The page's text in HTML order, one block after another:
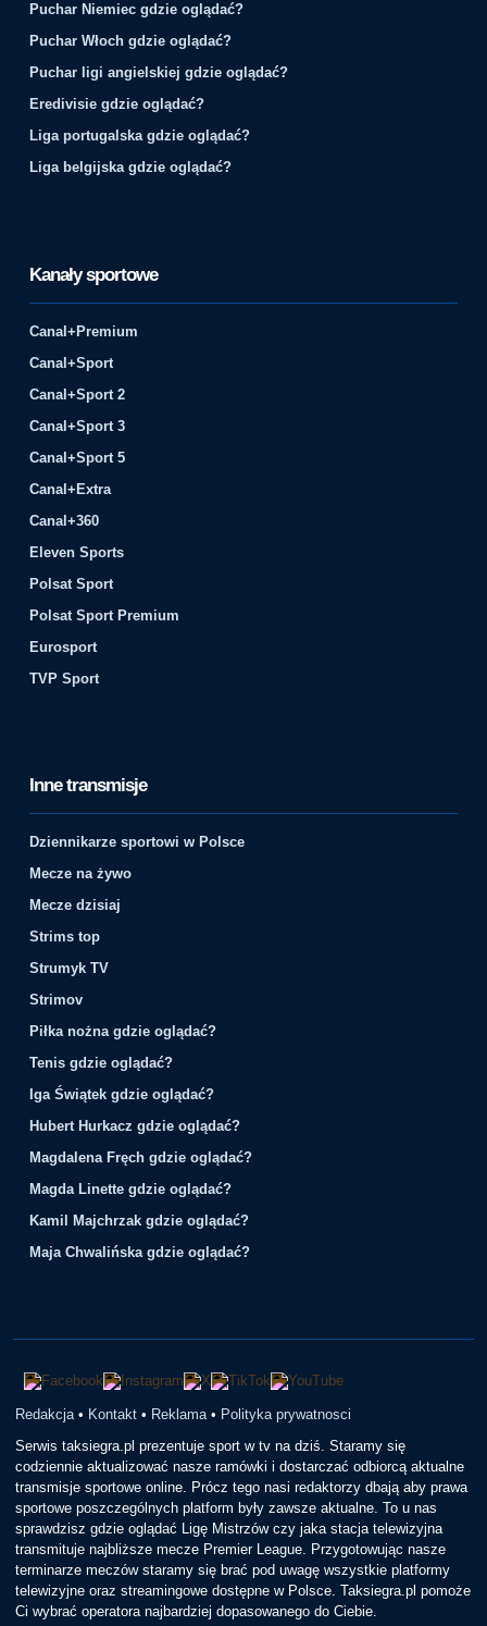
Puchar Niemiec gdzie oglądać?
Puchar Włoch gdzie oglądać?
Puchar ligi angielskiej gdzie oglądać?
Eredivisie gdzie oglądać?
Liga portugalska gdzie oglądać?
Liga belgijska gdzie oglądać?
Kanały sportowe
Canal+Premium
Canal+Sport
Canal+Sport 2
Canal+Sport 3
Canal+Sport 5
Canal+Extra
Canal+360
Eleven Sports
Polsat Sport
Polsat Sport Premium
Eurosport
TVP Sport
Inne transmisje
Dziennikarze sportowi w Polsce
Mecze na żywo
Mecze dzisiaj
Strims top
Strumyk TV
Strimov
Piłka nożna gdzie oglądać?
Tenis gdzie oglądać?
Iga Świątek gdzie oglądać?
Hubert Hurkacz gdzie oglądać?
Magdalena Fręch gdzie oglądać?
Magda Linette gdzie oglądać?
Kamil Majchrzak gdzie oglądać?
Maja Chwalińska gdzie oglądać?
Redakcja • Kontakt • Reklama • Polityka prywatnosci
Serwis taksiegra.pl prezentuje sport w tv na dziś. Staramy się
codziennie aktualizować nasze ramówki i dostarczać odbiorcą aktualne
transmisje sportowe online. Prócz tego nasi redaktorzy dbają aby prawa
sportowe poszczególnych platform były zawsze aktualne. To u nas
sprawdzisz gdzie oglądać Ligę Mistrzów czy jaka stacja telewizyjna
transmituje najbliższe mecze Premier League. Przygotowując nasze
terminarze meczów staramy się brać pod uwagę wszystkie platformy
telewizyjne oraz streamingowe dostępne w Polsce. Taksiegra.pl pomoże
Ci wybrać operatora najbardziej dopasowanego do Ciebie.